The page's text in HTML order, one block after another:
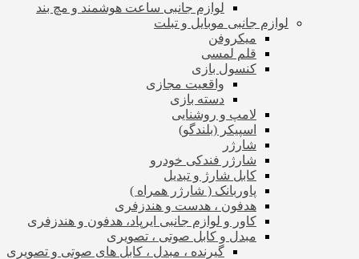
لوازم جانبی ساعت هوشمند و مچ بند
لوازم جانبی موبایل و تبلت
میکروفن
قلم لمسی
کنسول بازی
واقعیت مجازی
دسته بازی
لامپ و روشنایی
اسپیکر (بلندگو)
شارژر
شارژر فندکی خودرو
کابل شارژ و تبدیل
پاوربانک ( شارژر همراه )
هدفون ، هدست و هندزفری
کاور و لوازم جانبی ایرپاد، هدفون و هندزفری
مبدل و کابل صوتی ، تصویری
گیرنده ، مبدل ، کابل های صوتی و تصویری